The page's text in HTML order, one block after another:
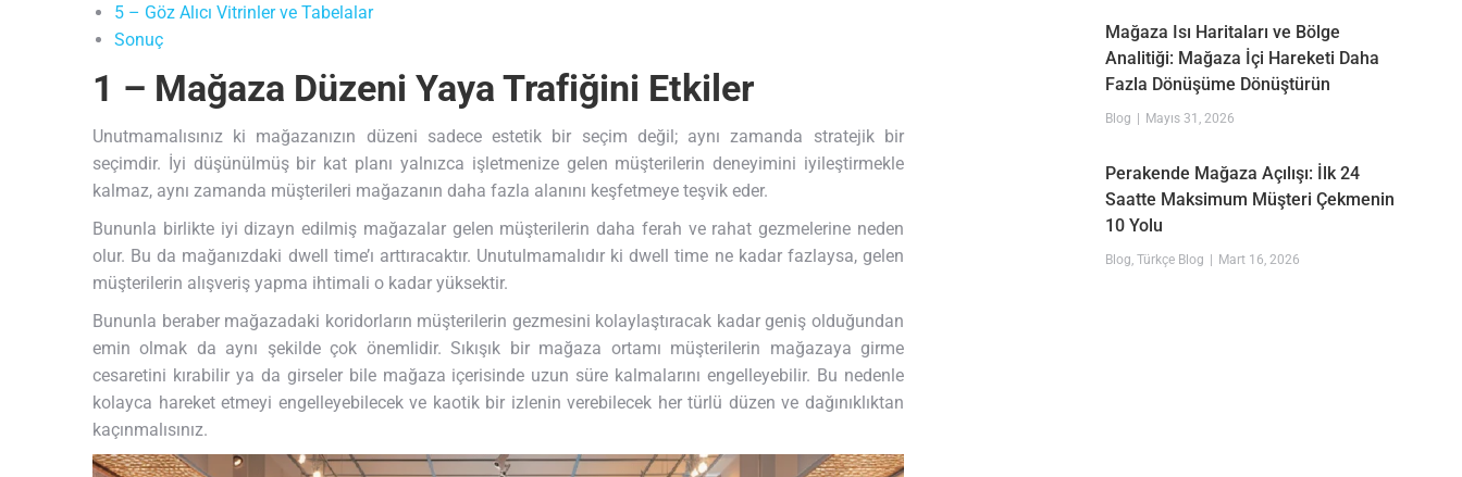
5 – Göz Alıcı Vitrinler ve Tabelalar
Sonuç
1 – Mağaza Düzeni Yaya Trafiğini Etkiler
Unutmamalısınız ki mağazanızın düzeni sadece estetik bir seçim değil; aynı zamanda stratejik bir
seçimdir. İyi düşünülmüş bir kat planı yalnızca işletmenize gelen müşterilerin deneyimini iyileştirmekle
kalmaz, aynı zamanda müşterileri mağazanın daha fazla alanını keşfetmeye teşvik eder.
Bununla birlikte iyi dizayn edilmiş mağazalar gelen müşterilerin daha ferah ve rahat gezmelerine neden
olur. Bu da mağanızdaki dwell time’ı arttıracaktır. Unutulmamalıdır ki dwell time ne kadar fazlaysa, gelen
müşterilerin alışveriş yapma ihtimali o kadar yüksektir.
Bununla beraber mağazadaki koridorların müşterilerin gezmesini kolaylaştıracak kadar geniş olduğundan
emin olmak da aynı şekilde çok önemlidir. Sıkışık bir mağaza ortamı müşterilerin mağazaya girme
cesaretini kırabilir ya da girseler bile mağaza içerisinde uzun süre kalmalarını engelleyebilir. Bu nedenle
kolayca hareket etmeyi engelleyebilecek ve kaotik bir izlenin verebilecek her türlü düzen ve dağınıklıktan
kaçınmalısınız.
Mağaza Isı Haritaları ve Bölge
Analitiği: Mağaza İçi Hareketi Daha
Fazla Dönüşüme Dönüştürün
Blog Mayıs 31, 2026
Perakende Mağaza Açılışı: İlk 24
Saatte Maksimum Müşteri Çekmenin
10 Yolu
Blog Türkçe Blog Mart 16, 2026